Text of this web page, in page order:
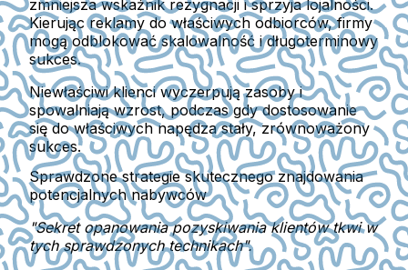
zmniejsza wskaźnik rezygnacji i sprzyja lojalności.
Kierując reklamy do właściwych odbiorców, firmy
mogą odblokować skalowalność i długoterminowy
sukces.
Niewłaściwi klienci wyczerpują zasoby i
spowalniają wzrost, podczas gdy dostosowanie
się do właściwych napędza stały, zrównoważony
sukces.
Sprawdzone strategie skutecznego znajdowania
potencjalnych nabywców
"Sekret opanowania pozyskiwania klientów tkwi w
tych sprawdzonych technikach".